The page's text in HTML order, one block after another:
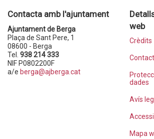
Contacta amb l'ajuntament
Ajuntament de Berga
Plaça de Sant Pere, 1
08600 - Berga
Tel. 938 214 333
NIF P0802200F
a/e berga@ajberga.cat
web
Crèdits
dades
Avís
Mapa